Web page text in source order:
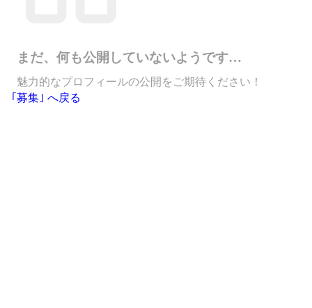
まだ、何も公開していないようです…
魅力的なプロフィールの公開をご期待ください！
｢募集｣ へ戻る